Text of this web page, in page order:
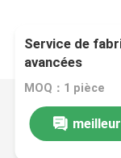
Service de
avancées
MOQ：1 pièce